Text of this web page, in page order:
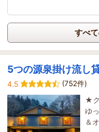
すべ
5つの源泉掛け流
4.5
(752件)
★ク
ゆ
＆